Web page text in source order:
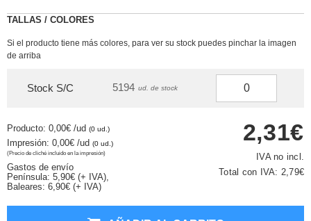
TALLAS / COLORES
Si el producto tiene más colores, para ver su stock puedes pinchar la imagen
de arriba
Stock S/C 5194 ud. de stock
Producto: 0,00€ /ud (0 ud.)
Impresión: 0,00€ /ud (0 ud.)
(Precio de cliché incluido en la impresión)
Gastos de envío
Península: 5,90€ (+ IVA),
Baleares: 6,90€ (+ IVA)
2,31€
IVA no incl.
Total con IVA: 2,79€